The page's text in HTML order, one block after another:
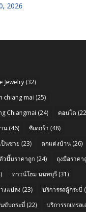
2026
Jewelry(32)
chiang mai (25)
Chiangmai (24) คอนโด
น(46) ซิเดกร้า (48)
ป็นชาย (23) ตกแต่งบ้าน(26)
ตัวปั๊มราคาถูก(24) ถุงมือราคา
ทาวน์โฮม นนทบุรี(31)
งแปลง (23) บริการรถตู้กระบี่
ขับกระบี่ (22) บริการรถเทรล